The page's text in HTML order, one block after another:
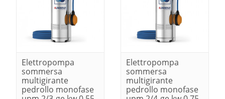
Elettropompa
sommersa
multigirante
pedrollo monofase
Elettropompa
sommersa
multigirante
pedrollo monofase